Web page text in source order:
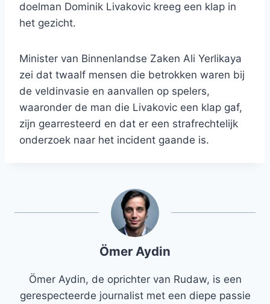
doelman Dominik Livakovic kreeg een klap in
het gezicht.
Minister van Binnenlandse Zaken Ali Yerlikaya
zei dat twaalf mensen die betrokken waren bij
de veldinvasie en aanvallen op spelers,
waaronder de man die Livakovic een klap gaf,
zijn gearresteerd en dat er een strafrechtelijk
onderzoek naar het incident gaande is.
Ömer Aydin
Ömer Aydin, de oprichter van Rudaw, is een
gerespecteerde journalist met een diepe passie